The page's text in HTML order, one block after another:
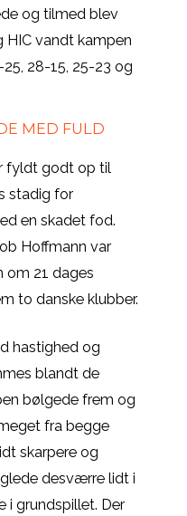
og tilmed blev
HIC vandt kampen
28-15, 25-23 og
MED FULD
fyldt godt op til
stadig for
en skadet fod.
Hoffmann var
om 21 dages
to danske klubber.
hastighed og
blandt de
bølgede frem og
fra begge
skarpere og
desværre lidt i
i grundspillet. Der